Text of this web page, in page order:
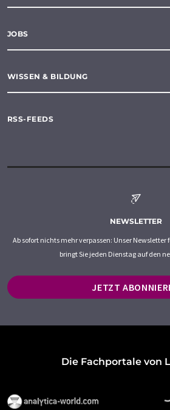
JOBS
WISSEN & BILDUNG
RSS-FEEDS
NEWSLETTER
Ab sofort nichts mehr verpassen: Unser
bringt Sie jeden Dienstag auf den
JETZT
Die Fachportale von